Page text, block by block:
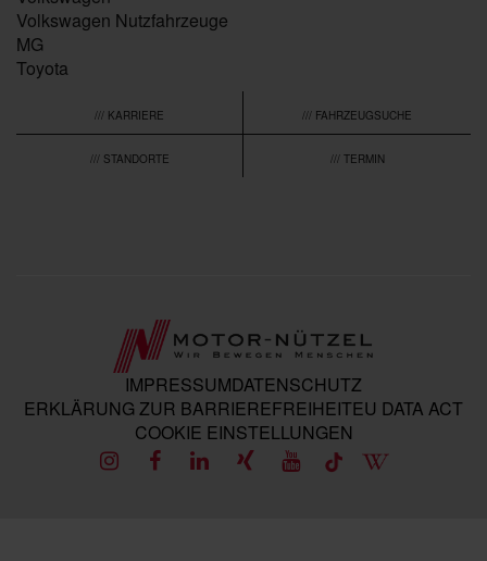
Volkswagen Nutzfahrzeuge
MG
Toyota
/// KARRIERE /// FAHRZEUGSUCHE
/// STANDORTE /// TERMIN
IMPRESSUMDATENSCHUTZ
ERKLÄRUNG ZUR BARRIEREFREIHEITEU DATA ACT
COOKIE EINSTELLUNGEN